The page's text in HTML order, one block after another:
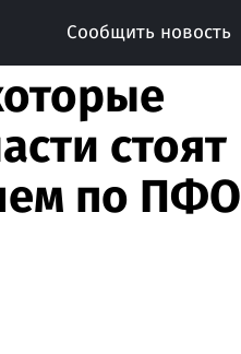
Сообщить новость
стоят
по ПФО